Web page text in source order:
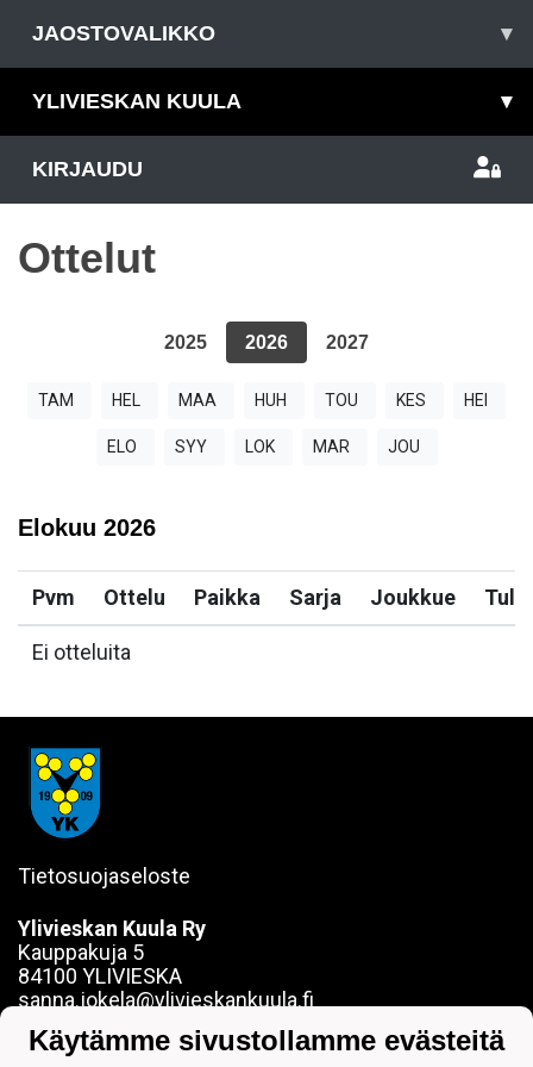
JAOSTOVALIKKO ▾
YLIVIESKAN KUULA ▾
KIRJAUDU
Ottelut
2025 2026 2027
TAM HEL MAA HUH TOU KES HEI
ELO SYY LOK MAR JOU
Elokuu 2026
Pvm Ottelu Paikka Sarja Joukkue
Ei otteluita
Tietosuojaseloste
Ylivieskan Kuula Ry
Kauppakuja 5
84100 YLIVIESKA
sanna.jokela@ylivieskankuula.fi
Y-tunnus: 0190563-7
Käytämme sivustollamme evästeitä